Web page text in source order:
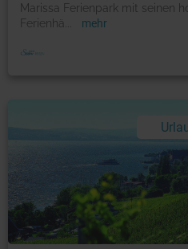
Marissa Ferienpark mit seinen
Ferienhä
mehr